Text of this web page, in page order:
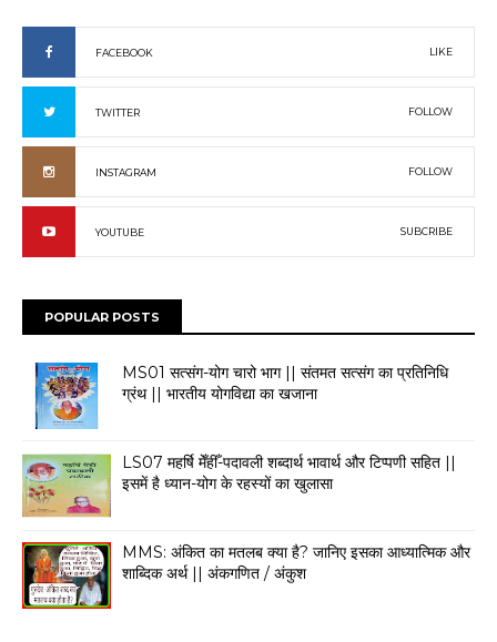
FACEBOOK LIKE
TWITTER FOLLOW
INSTAGRAM FOLLOW
YOUTUBE SUBCRIBE
POPULAR POSTS
MS01 सत्संग-योग चारो भाग || संतमत सत्संग का प्रतिनिधि
ग्रंथ || भारतीय योगविद्या का खजाना
LS07 महर्षि मेँहीँ-पदावली शब्दार्थ भावार्थ और टिप्पणी सहित ||
इसमें है ध्यान-योग के रहस्यों का खुलासा
MMS: ​अंकित का मतलब क्या है? जानिए इसका आध्यात्मिक और
शाब्दिक अर्थ || अंकगणित / अंकुश